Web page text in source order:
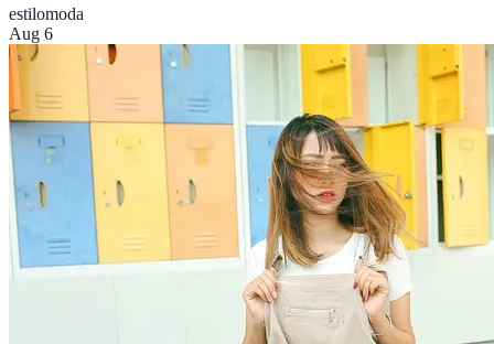
estilomoda
Aug 6